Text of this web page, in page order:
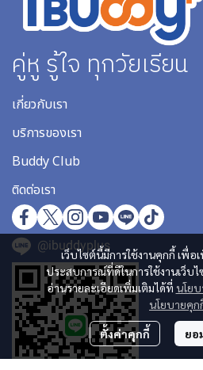
เว็บไซต์นี้มีการใช้งานคุกกี้ เพื่
ประสบการณ์ที่ดีในการใช้งานเว็บ
อ่านรายละเอียดเพิ่มเติมได้ที่ นโย
นโยบายคุก
ตั้งค่าคุกกี้ ยอ
คู่หู รู้ใจ ทุกวัยเรียน
เกี่ยวกับเรา
บริการของเรา
Buddy Club
ติดต่อเรา
@ibuddyplus